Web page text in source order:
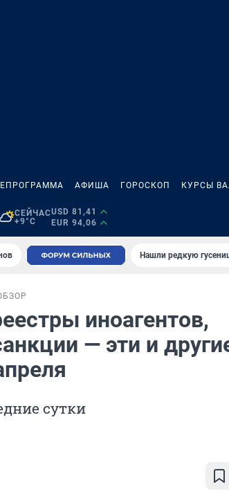
АФИША ГОРОСКОП КУРСЫ
СЕЙЧАС
+9°C
USD 81,41
EUR 94,06
Нашли редкую
иноагентов,
— эти и
сутки